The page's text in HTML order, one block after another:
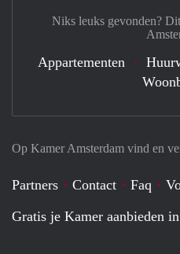
Op Kamer Amsterdam vind en
Partners Contact Faq
Gratis je Kamer aanbieden
Niks leuks gevonden?
Appartementen